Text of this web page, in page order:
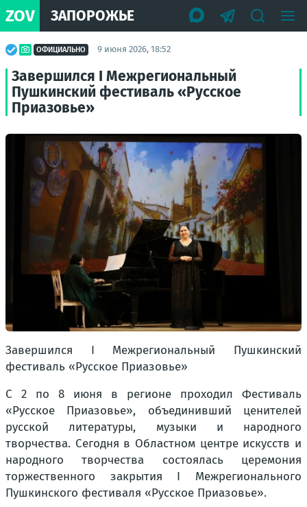
ZOV ЗАПОРОЖЬЕ
ОФИЦИАЛЬНО 9 июня 2026, 18:52
Завершился I Межрегиональный
Пушкинский фестиваль «Русское
Приазовье»
Завершился I Межрегиональный Пушкинский
фестиваль «Русское Приазовье»
С 2 по 8 июня в регионе проходил Фестиваль
«Русское Приазовье», объединивший ценителей
русской литературы, музыки и народного
творчества. Сегодня в Областном центре искусств и
народного творчества состоялась церемония
торжественного закрытия I Межрегионального
Пушкинского фестиваля «Русское Приазовье».